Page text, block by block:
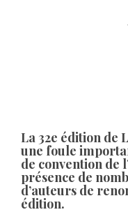
La 32e édition de
une foule
de convention de
présence de
d’auteurs de
édition.